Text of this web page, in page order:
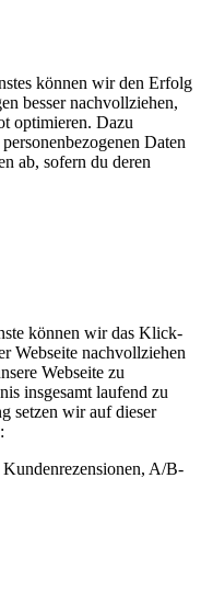
können wir den Erfolg
besser nachvollziehen,
optimieren. Dazu
Daten
ab, sofern du deren
können wir das Klick-
Webseite nachvollziehen
Webseite zu
insgesamt laufend zu
setzen wir auf dieser
A/B-